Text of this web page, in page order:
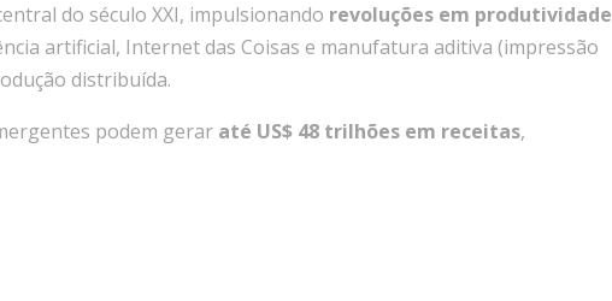
do século XXI, impulsionando revoluções em produtividade
artificial, Internet das Coisas e manufatura aditiva (impressão
distribuída.
podem gerar até US$ 48 trilhões em receitas,